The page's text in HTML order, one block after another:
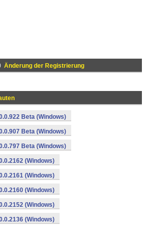
Änderung der Registrierung
Beta (Windows)
Beta (Windows)
Beta (Windows)
(Windows)
(Windows)
(Windows)
(Windows)
(Windows)